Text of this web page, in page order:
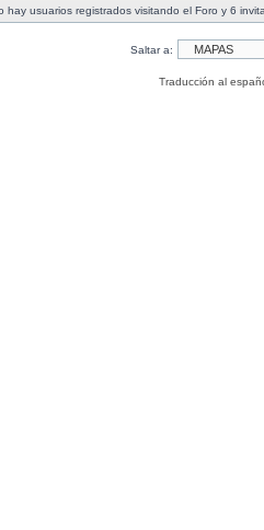
hay usuarios registrados visitando el Foro y 6
Saltar a:
Traducción al